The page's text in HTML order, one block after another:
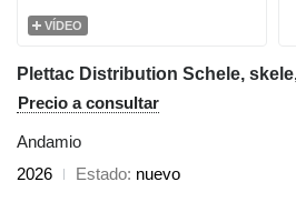
VÍDEO
Precio a consultar
Andamio
2026
Estado nuevo